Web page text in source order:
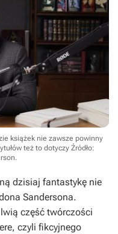
książek nie zawsze powinny
też to dotyczy Źródło:
.
dzisiaj fantastykę nie
Sandersona.
część twórczości
, czyli fikcyjnego